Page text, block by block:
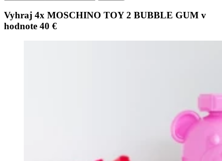
Vyhraj 4x MOSCHINO TOY 2 BUBBLE GUM v
hodnote 40 €